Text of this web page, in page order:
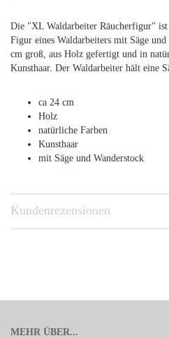
Die "XL Waldarbeiter Räucherfigur" ist
Figur eines Waldarbeiters mit Säge
cm groß, aus Holz gefertigt und in
Kunsthaar. Der Waldarbeiter hält eine
ca 24 cm
Holz
natürliche Farben
Kunsthaar
mit Säge und Wanderstock
Kundenrezensionen
MEHR ÜBER...